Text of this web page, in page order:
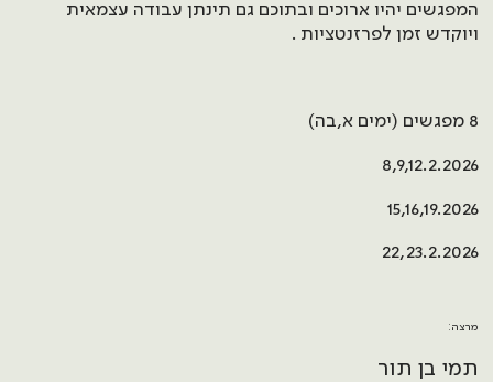
מרצה:
תמי בן תור
המפגשים יהיו ארוכים ובתוכם גם תינתן עבודה עצמאית
ויוקדש זמן לפרזנטציות .
8 מפגשים (ימים א,בה)
8,9,12.2.2026
15,16,19.2026
22,23.2.2026